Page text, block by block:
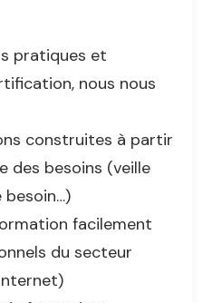
pratiques et
nous nous
construites à partir
des besoins (veille
besoin…)
facilement
du secteur